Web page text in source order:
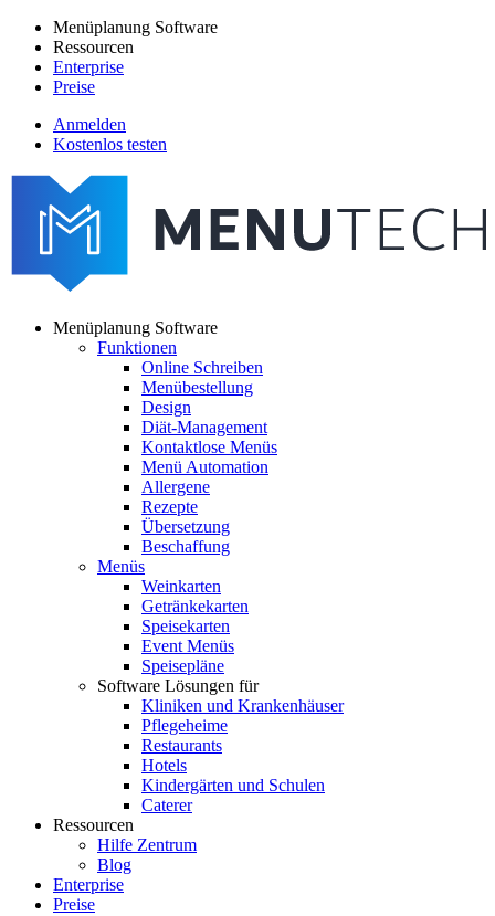
Direkt
zum
Inhalt
Main
navigation
Menüplanung Software
Ressourcen
Enterprise
Preise
menutech
navigation
Anmelden
Kostenlos testen
navigation
Menüplanung Software
Funktionen
Online Schreiben
Menübestellung
Design
Diät-Management
Kontaktlose Menüs
Menü Automation
Allergene
Rezepte
Übersetzung
Beschaffung
Menüs
Weinkarten
Getränkekarten
Speisekarten
Event Menüs
Speisepläne
Software Lösungen für
Kliniken und Krankenhäuser
Pflegeheime
Restaurants
Hotels
Kindergärten und Schulen
Caterer
Ressourcen
Hilfe Zentrum
Blog
Enterprise
Preise